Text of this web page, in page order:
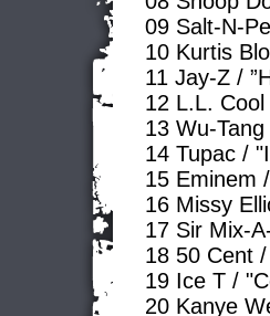
09 Salt-N-
10 Kurtis
11 Jay-Z /
12 L.L. Cool
13 Wu-
14 Tupac /
15 Eminem
16 Missy
17 Sir Mix-
18 50 Cent
19 Ice T /
20 Kanye